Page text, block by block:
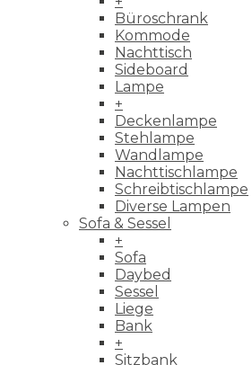
Büroschrank
Kommode
Nachttisch
Sideboard
Lampe
+
Deckenlampe
Stehlampe
Wandlampe
Nachttischlampe
Schreibtischlampe
Diverse Lampen
Sofa & Sessel
+
Sofa
Daybed
Sessel
Liege
Bank
+
Sitzbank